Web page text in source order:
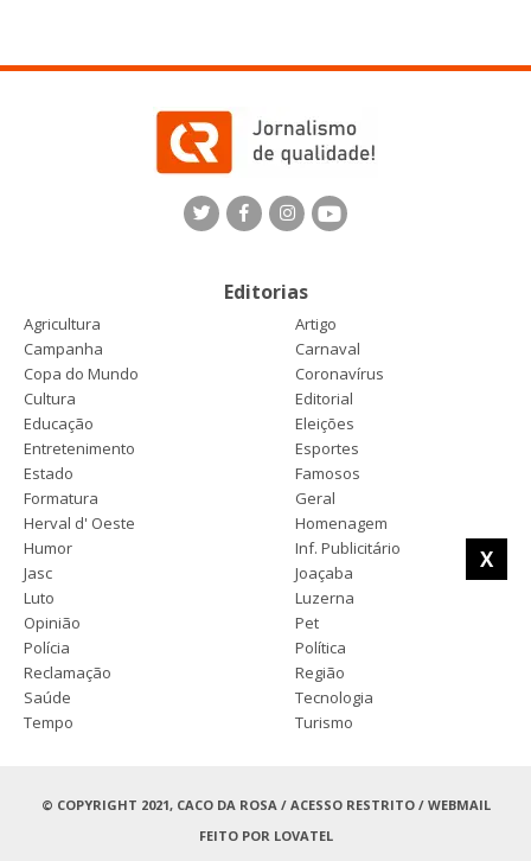
X
Editorias
Agricultura
Artigo
Campanha
Carnaval
Copa do Mundo
Coronavírus
Cultura
Editorial
Educação
Eleições
Entretenimento
Esportes
Estado
Famosos
Formatura
Geral
Herval d' Oeste
Homenagem
Humor
Inf. Publicitário
Jasc
Joaçaba
Luto
Luzerna
Opinião
Pet
Polícia
Política
Reclamação
Região
Saúde
Tecnologia
Tempo
Turismo
© COPYRIGHT 2021, CACO DA ROSA / ACESSO RESTRITO/ WEBMAIL
FEITO POR LOVATEL